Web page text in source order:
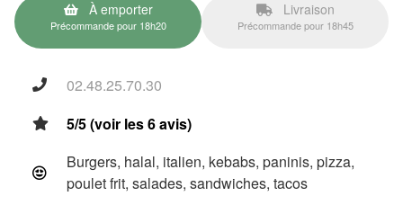
À emporter
Précommande pour 18h20
Livraison
Précommande pour 18h45
02.48.25.70.30
5/5 (voir les 6 avis)
Burgers, halal, italien, kebabs, paninis, pizza,
poulet frit, salades, sandwiches, tacos